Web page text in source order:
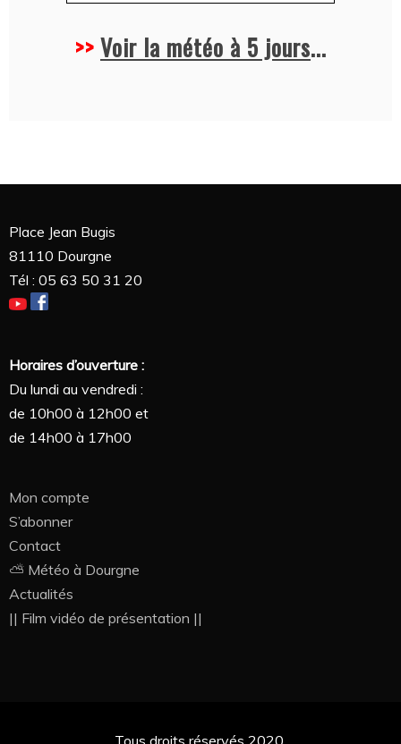
>>Voir la météo à 5 jours...
Place Jean Bugis
81110 Dourgne
Tél : 05 63 50 31 20
Horaires d’ouverture :
Du lundi au vendredi :
de 10h00 à 12h00 et
de 14h00 à 17h00
Mon compte
S’abonner
Contact
⛅ Météo à Dourgne
Actualités
|| Film vidéo de présentation ||
Tous droits réservés 2020.